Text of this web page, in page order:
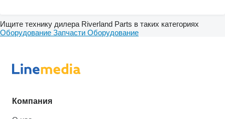
Ищите технику дилера Riverland Parts в таких категориях
Оборудование Запчасти Оборудование
Компания